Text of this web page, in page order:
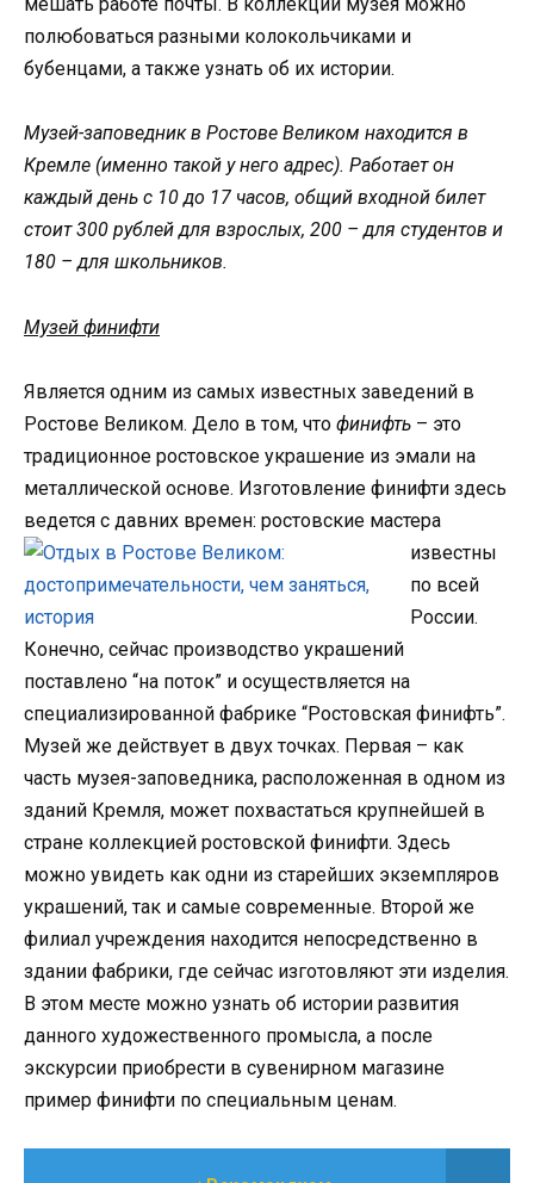
полюбоваться разными колокольчиками и
бубенцами, а также узнать об их истории.
Музей-заповедник в Ростове Великом находится в
Кремле (именно такой у него адрес). Работает он
каждый день с 10 до 17 часов, общий входной билет
стоит 300 рублей для взрослых, 200 – для студентов и
180 – для школьников.
Музей финифти
Является одним из самых известных заведений в
Ростове Великом. Дело в том, что финифть – это
традиционное ростовское украшение из эмали на
металлической основе. Изготовление финифти здесь
ведется с давних времен: ростовские мастера
известны
по всей
России.
Конечно, сейчас производство украшений
поставлено “на поток” и осуществляется на
специализированной фабрике “Ростовская финифть”.
Музей же действует в двух точках. Первая – как
часть музея-заповедника, расположенная в одном из
зданий Кремля, может похвастаться крупнейшей в
стране коллекцией ростовской финифти. Здесь
можно увидеть как одни из старейших экземпляров
украшений, так и самые современные. Второй же
филиал учреждения находится непосредственно в
здании фабрики, где сейчас изготовляют эти изделия.
В этом месте можно узнать об истории развития
данного художественного промысла, а после
экскурсии приобрести в сувенирном магазине
пример финифти по специальным ценам.